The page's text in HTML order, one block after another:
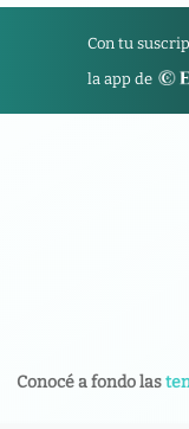
Con tu
la app de
Conocé a fondo las